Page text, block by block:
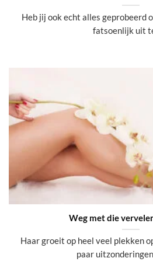
Heb jij ook echt alles geprobeerd
fatsoenlijk uit
Weg met die
Haar groeit op heel veel plekken
paar